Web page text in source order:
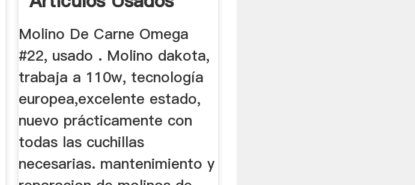
Molino De Carne Omega
#22, usado . Molino dakota,
trabaja a 110w, tecnología
europea,excelente estado,
nuevo prácticamente con
todas las cuchillas
necesarias. mantenimiento y